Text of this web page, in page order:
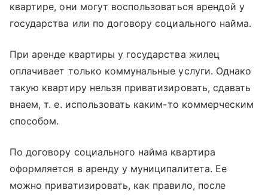
квартире, они могут воспользоваться арендой у
государства или по договору социального найма.
При аренде квартиры у государства жилец
оплачивает только коммунальные услуги. Однако
такую квартиру нельзя приватизировать, сдавать
внаем, т. е. использовать каким-то коммерческим
способом.
По договору социального найма квартира
оформляется в аренду у муниципалитета. Ее
можно приватизировать, как правило, после